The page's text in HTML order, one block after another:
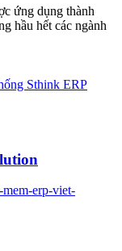
ứng dụng thành
hầu hết các ngành
Sthink ERP
erp-viet-